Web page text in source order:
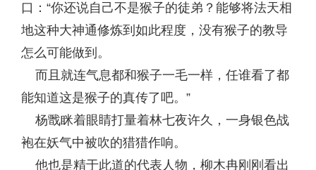
口：“你还说自己不是猴子的徒弟？能够将法天相
地这种大神通修炼到如此程度，没有猴子的教导
怎么可能做到。
而且就连气息都和猴子一毛一样，任谁看了都
能知道这是猴子的真传了吧。”
杨戬眯着眼睛打量着林七夜许久，一身银色战
袍在妖气中被吹的猎猎作响。
他也是精于此道的代表人物，柳木冉刚刚看出